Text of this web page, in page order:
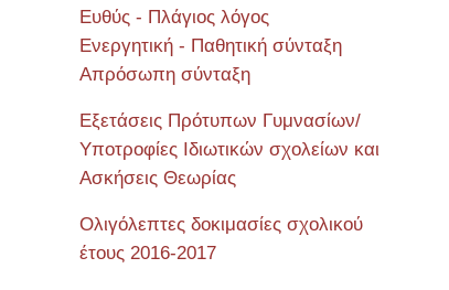
Ευθύς - Πλάγιος λόγος
Ενεργητική - Παθητική σύνταξη
Απρόσωπη σύνταξη
Εξετάσεις Πρότυπων Γυμνασίων/
Υποτροφίες Ιδιωτικών σχολείων και
Ασκήσεις Θεωρίας
Ολιγόλεπτες δοκιμασίες σχολικού
έτους 2016-2017